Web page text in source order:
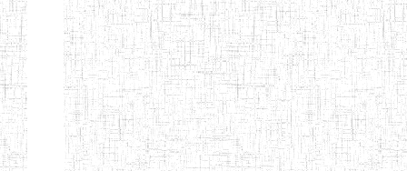
ENBIEG DE
BERTOUA
01/08/2001 ENIEG
ENIET DE
BERTOUA
01/08/2012 ENIET